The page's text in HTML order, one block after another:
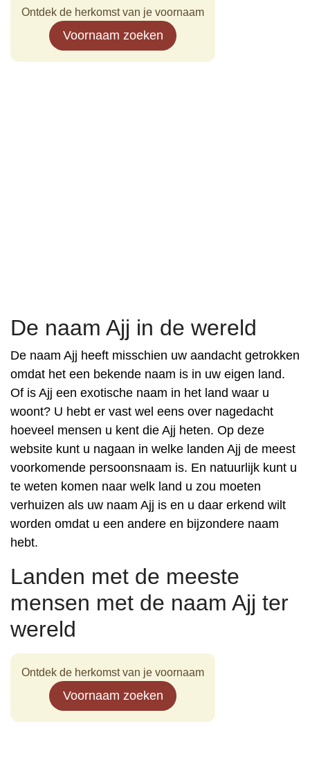
Ontdek de herkomst van je voornaam
Voornaam zoeken
De naam Ajj in de wereld
De naam Ajj heeft misschien uw aandacht getrokken
omdat het een bekende naam is in uw eigen land.
Of is Ajj een exotische naam in het land waar u
woont? U hebt er vast wel eens over nagedacht
hoeveel mensen u kent die Ajj heten. Op deze
website kunt u nagaan in welke landen Ajj de meest
voorkomende persoonsnaam is. En natuurlijk kunt u
te weten komen naar welk land u zou moeten
verhuizen als uw naam Ajj is en u daar erkend wilt
worden omdat u een andere en bijzondere naam
hebt.
Landen met de meeste
mensen met de naam Ajj ter
wereld
Ontdek de herkomst van je voornaam
Voornaam zoeken